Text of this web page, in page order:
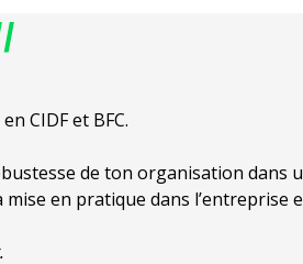
CIDF et BFC.
de ton organisation dans
en pratique dans l’entreprise